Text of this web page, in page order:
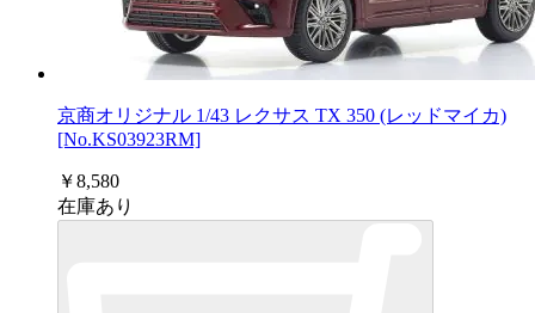
京商オリジナル 1/43 レクサス TX 350 (レッドマイカ)
[No.KS03923RM]
￥8,580
在庫あり